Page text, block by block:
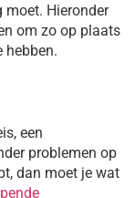
moet. Hieronder
om zo op plaats
hebben.
een
problemen op
dan moet je wat